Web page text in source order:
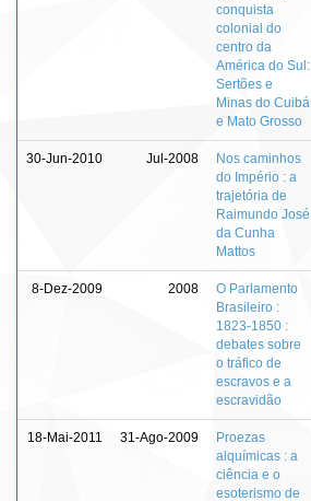
conquista
colonial do
centro da
América do Sul:
Sertões e
Minas do Cuibá
e Mato Grosso
30-Jun-2010 Jul-2008
Nos caminhos
do Império : a
trajetória de
Raimundo José
da Cunha
Mattos
8-Dez-2009 2008
O Parlamento
Brasileiro :
1823-1850 :
debates sobre
o tráfico de
escravos e a
escravidão
18-Mai-2011 31-Ago-2009
Proezas
alquímicas : a
ciência e o
esoterismo de